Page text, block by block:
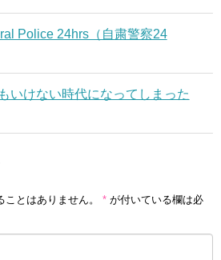
Police 24hrs（自粛警察24
いけない時代になってしまった
とはありません。 * が付いている欄は必